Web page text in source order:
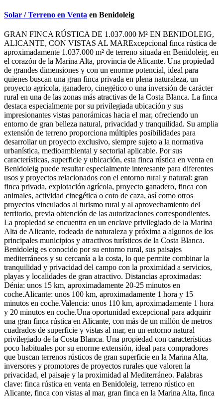
Solar / Terreno en Venta en Benidoleig
GRAN FINCA RÚSTICA DE 1.037.000 M² EN BENIDOLEIG,
ALICANTE, CON VISTAS AL MARExcepcional finca rústica de
aproximadamente 1.037.000 m² de terreno situada en Benidoleig, en
el corazón de la Marina Alta, provincia de Alicante. Una propiedad
de grandes dimensiones y con un enorme potencial, ideal para
quienes buscan una gran finca privada en plena naturaleza, un
proyecto agrícola, ganadero, cinegético o una inversión de carácter
rural en una de las zonas más atractivas de la Costa Blanca. La finca
destaca especialmente por su privilegiada ubicación y sus
impresionantes vistas panorámicas hacia el mar, ofreciendo un
entorno de gran belleza natural, privacidad y tranquilidad. Su amplia
extensión de terreno proporciona múltiples posibilidades para
desarrollar un proyecto exclusivo, siempre sujeto a la normativa
urbanística, medioambiental y sectorial aplicable. Por sus
características, superficie y ubicación, esta finca rústica en venta en
Benidoleig puede resultar especialmente interesante para diferentes
usos y proyectos relacionados con el entorno rural y natural: gran
finca privada, explotación agrícola, proyecto ganadero, finca con
animales, actividad cinegética o coto de caza, así como otros
proyectos vinculados al turismo rural y al aprovechamiento del
territorio, previa obtención de las autorizaciones correspondientes.
La propiedad se encuentra en un enclave privilegiado de la Marina
Alta de Alicante, rodeada de naturaleza y próxima a algunos de los
principales municipios y atractivos turísticos de la Costa Blanca.
Benidoleig es conocido por su entorno rural, sus paisajes
mediterráneos y su cercanía a la costa, lo que permite combinar la
tranquilidad y privacidad del campo con la proximidad a servicios,
playas y localidades de gran atractivo. Distancias aproximadas:
Dénia: unos 15 km, aproximadamente 20-25 minutos en
coche.Alicante: unos 100 km, aproximadamente 1 hora y 15
minutos en coche.Valencia: unos 110 km, aproximadamente 1 hora
y 20 minutos en coche.Una oportunidad excepcional para adquirir
una gran finca rústica en Alicante, con más de un millón de metros
cuadrados de superficie y vistas al mar, en un entorno natural
privilegiado de la Costa Blanca. Una propiedad con características
poco habituales por su enorme extensión, ideal para compradores
que buscan terrenos rústicos de gran superficie en la Marina Alta,
inversores y promotores de proyectos rurales que valoren la
privacidad, el paisaje y la proximidad al Mediterráneo. Palabras
clave: finca rústica en venta en Benidoleig, terreno rústico en
Alicante, finca con vistas al mar, gran finca en la Marina Alta, finca